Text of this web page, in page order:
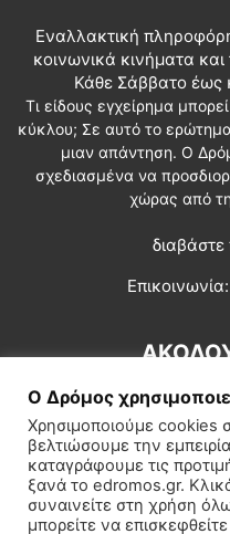
Εναλλακτική
κοινωνικά κινήματα
Κάθε Σάββατο έως
Τι είδους εγχείρημα
κύκλου; Σε αυτό το
μιαν απάντηση. Ο
σχεδιασμένα να
χώρας από
διαβάστε
Επικοινωνία:
Εγγραφή συνδρομητή
Ο Δρόμος
Χρησιμοποιούμε cookies
βελτιώσουμε την
καταγράφουμε τις
ξανά το edromos.gr.
συναινείτε στη χρήση
μπορείτε να